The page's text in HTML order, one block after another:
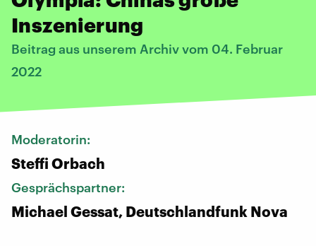
Inszenierung
Beitrag aus unserem Archiv vom 04. Februar
2022
Moderatorin:
Steffi Orbach
Gesprächspartner:
Michael Gessat, Deutschlandfunk Nova